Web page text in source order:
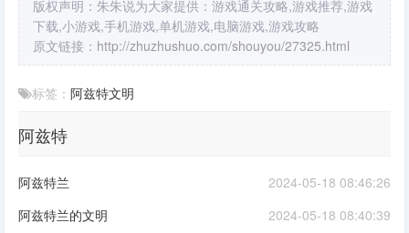
版权声明：朱朱说为大家提供：游戏通关攻略,游戏推荐,游戏
下载,小游戏,手机游戏,单机游戏,电脑游戏,游戏攻略
原文链接： http://zhuzhushuo.com/shouyou/27325.html
标签： 阿兹特文明
阿兹特
2024-05-18 08:46:26
阿兹特兰
2024-05-18 08:40:39
阿兹特兰的文明